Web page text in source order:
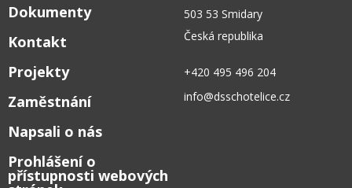
Dokumenty
Kontakt
Projekty
Zaměstnání
Napsali o nás
Prohlášení o
přístupnosti webových
503 53 Smidary
Česká republika
+420 495 496 204
info@dsschotelice.cz